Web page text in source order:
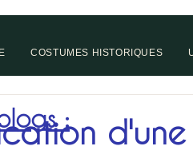
COSTUMES HISTORIQUES
d'une
: